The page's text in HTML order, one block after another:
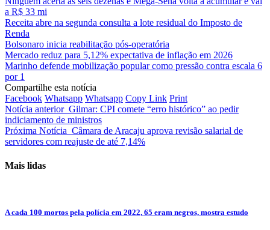
a R$ 33 mi
Receita abre na segunda consulta a lote residual do Imposto de
Renda
Bolsonaro inicia reabilitação pós-operatória
Mercado reduz para 5,12% expectativa de inflação em 2026
Marinho defende mobilização popular como pressão contra escala 6
por 1
Compartilhe esta notícia
Facebook Whatsapp Whatsapp Copy Link Print
Notícia anterior Gilmar: CPI comete “erro histórico” ao pedir
indiciamento de ministros
Próxima Notícia Câmara de Aracaju aprova revisão salarial de
servidores com reajuste de até 7,14%
Mais lidas
A cada 100 mortos pela polícia em 2022, 65 eram negros, mostra estudo